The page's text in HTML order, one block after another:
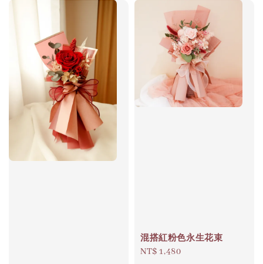
混搭紅粉色永生花束
Regular
NT$ 1,480